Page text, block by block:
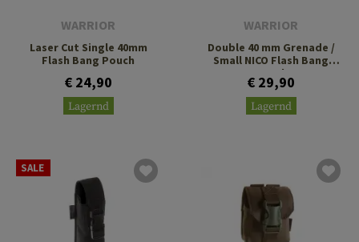
WARRIOR
Laser Cut Single 40mm
Flash Bang Pouch
€ 24,90
Lagernd
WARRIOR
Double 40 mm Grenade /
Small NICO Flash Bang
Pouch
€ 29,90
Lagernd
SALE